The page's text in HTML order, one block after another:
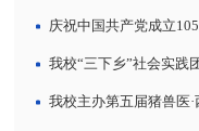
庆祝中国共产党成立
我校“三下乡”社会实践
我校主办第五届猪兽医